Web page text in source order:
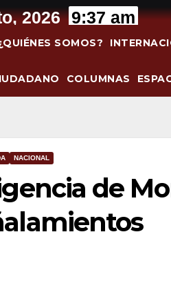
2026 9:37 am
SOMOS?
COLUMNAS
NACIONAL
de